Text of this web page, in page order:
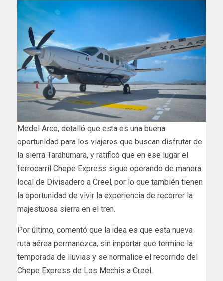
Medel Arce, detalló que esta es una buena
oportunidad para los viajeros que buscan disfrutar de
la sierra Tarahumara, y ratificó que en ese lugar el
ferrocarril Chepe Express sigue operando de manera
local de Divisadero a Creel, por lo que también tienen
la oportunidad de vivir la experiencia de recorrer la
majestuosa sierra en el tren.
Por último, comentó que la idea es que esta nueva
ruta aérea permanezca, sin importar que termine la
temporada de lluvias y se normalice el recorrido del
Chepe Express de Los Mochis a Creel.